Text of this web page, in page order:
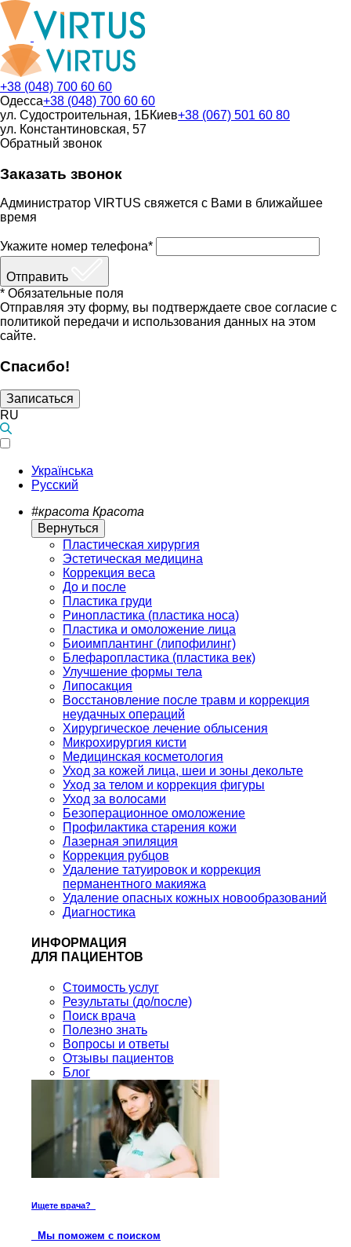
+38 (048) 700 60 60
Одесса+38 (048) 700 60 60
ул. Судостроительная, 1БКиев+38 (067) 501 60 80
ул. Константиновская, 57
Обратный звонок
Заказать звонок
Администратор VIRTUS свяжется с Вами в ближайшее
время
Укажите номер телефона*
Отправить
* Обязательные поля
Отправляя эту форму, вы подтверждаете свое согласие с
политикой передачи и использования данных на этом
сайте.
Спасибо!
Записаться
RU
Українська
Русский
#красота Красота
Вернуться
Пластическая хирургия
Эстетическая медицина
Коррекция веса
До и после
Пластика груди
Ринопластика (пластика носа)
Пластика и омоложение лица
Биоимплантинг (липофилинг)
Блефаропластика (пластика век)
Улучшение формы тела
Липосакция
Восстановление после травм и коррекция
неудачных операций
Хирургическое лечение облысения
Микрохирургия кисти
Медицинская косметология
Уход за кожей лица, шеи и зоны декольте
Уход за телом и коррекция фигуры
Уход за волосами
Безоперационное омоложение
Профилактика старения кожи
Лазерная эпиляция
Коррекция рубцов
Удаление татуировок и коррекция
перманентного макияжа
Удаление опасных кожных новообразований
Диагностика
ИНФОРМАЦИЯ
ДЛЯ ПАЦИЕНТОВ
Стоимость услуг
Результаты (до/после)
Поиск врача
Полезно знать
Вопросы и ответы
Отзывы пациентов
Блог
Ищете врача?
Мы поможем с поиском